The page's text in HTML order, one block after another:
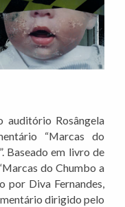
auditório Rosângela
“Marcas do
Baseado em livro de
do Chumbo a
por Diva Fernandes,
dirigido pelo